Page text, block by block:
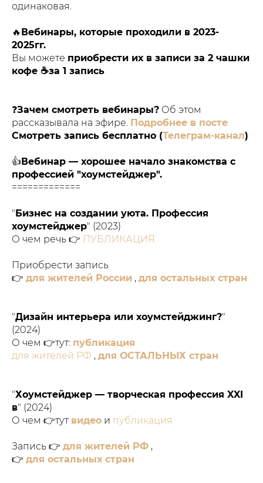
одинаковая.
🔥 Вебинары, которые проходили в 2023-
2025гг.
Вы можете приобрести их в записи за 2 чашки
кофе ☕️за 1 запись
❓Зачем смотреть вебинары? Об этом
рассказывала на эфире. Подробнее в посте
Смотреть запись бесплатно (Телеграм-канал)
👍Вебинар — хорошее начало знакомства с
профессией "хоумстейджер".
=============
"Бизнес на создании уюта. Профессия
хоумстейджер" (2023)
О чем речь 👉 ПУБЛИКАЦИЯ
Приобрести запись
👉 для жителей России , для остальных стран
"Дизайн интерьера или хоумстейджинг?"
(2024)
О чем 👉тут: публикация
для жителей РФ , для ОСТАЛЬНЫХ стран
"Хоумстейджер — творческая профессия XXI
в" (2024)
О чем 👉тут видео и публикация
Запись 👉 для жителей РФ ,
👉 для остальных стран